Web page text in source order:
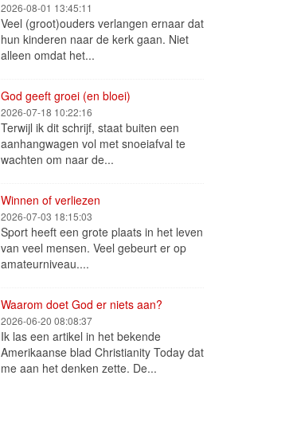
2026-08-01 13:45:11
Veel (groot)ouders verlangen ernaar dat
hun kinderen naar de kerk gaan. Niet
alleen omdat het...
God geeft groei (en bloei)
2026-07-18 10:22:16
Terwijl ik dit schrijf, staat buiten een
aanhangwagen vol met snoeiafval te
wachten om naar de...
Winnen of verliezen
2026-07-03 18:15:03
Sport heeft een grote plaats in het leven
van veel mensen. Veel gebeurt er op
amateurniveau....
Waarom doet God er niets aan?
2026-06-20 08:08:37
Ik las een artikel in het bekende
Amerikaanse blad Christianity Today dat
me aan het denken zette. De...